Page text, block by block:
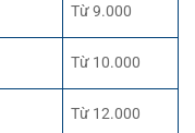
Từ 9.000
Từ 10.000
Từ 12.000